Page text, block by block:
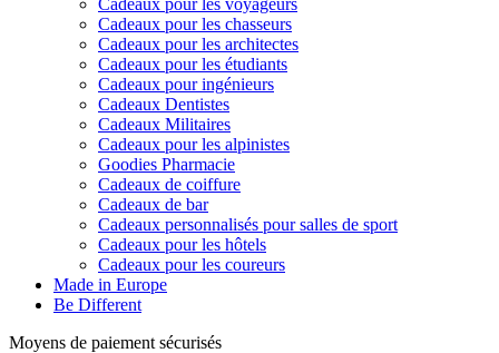
Cadeaux pour les chasseurs
Cadeaux pour les architectes
Cadeaux pour les étudiants
Cadeaux pour ingénieurs
Cadeaux Dentistes
Cadeaux Militaires
Cadeaux pour les alpinistes
Goodies Pharmacie
Cadeaux de coiffure
Cadeaux de bar
Cadeaux personnalisés pour salles de sport
Cadeaux pour les hôtels
Cadeaux pour les coureurs
Made in Europe
Be Different
Moyens de paiement sécurisés